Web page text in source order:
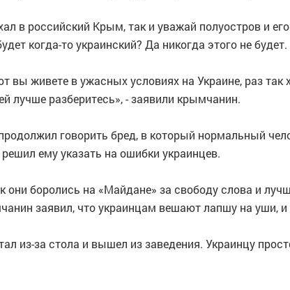
в российский Крым, так и уважай полуостров и
когда-то украинский? Да никогда этого не будет.
вы живете в ужасных условиях на Украине, раз так
лучше разберитесь», - заявили крымчанин.
говорить бред, в который нормальный
ему указать на ошибки украинцев.
они боролись на «Майдане» за свободу слова и
заявил, что украинцам вешают лапшу на уши, и
из-за стола и вышел из заведения. Украинцу